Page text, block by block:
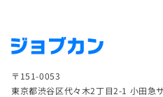
〒151-0053
東京都渋谷区代々木2丁目2-1 小田急